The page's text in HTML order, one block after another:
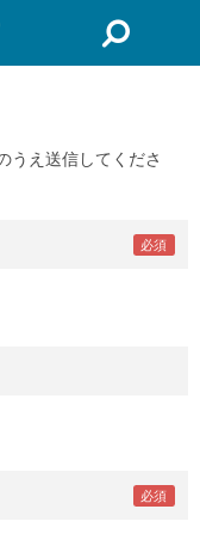
うえ送信してくださ